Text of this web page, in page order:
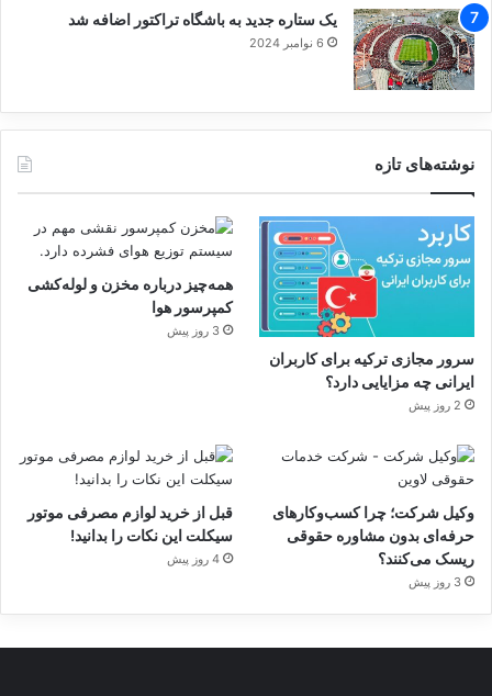
یک ستاره جدید به باشگاه تراکتور اضافه شد
6 نوامبر 2024
نوشته‌های تازه
سرور مجازی ترکیه برای کاربران
ایرانی چه مزایایی دارد؟
2 روز پیش
همه‌چیز درباره مخزن و لوله‌کشی
کمپرسور هوا
3 روز پیش
وکیل شرکت؛ چرا کسب‌وکارهای
حرفه‌ای بدون مشاوره حقوقی
ریسک می‌کنند؟
3 روز پیش
قبل از خرید لوازم مصرفی موتور
سیکلت این نکات را بدانید!
4 روز پیش